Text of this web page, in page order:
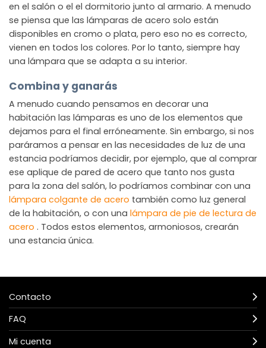
en el salón o el el dormitorio junto al armario. A menudo
se piensa que las lámparas de acero solo están
disponibles en cromo o plata, pero eso no es correcto,
vienen en todos los colores. Por lo tanto, siempre hay
una lámpara que se adapta a su interior.
Combina y ganarás
A menudo cuando pensamos en decorar una
habitación las lámparas es uno de los elementos que
dejamos para el final erróneamente. Sin embargo, si nos
paráramos a pensar en las necesidades de luz de una
estancia podríamos decidir, por ejemplo, que al comprar
ese aplique de pared de acero que tanto nos gusta
para la zona del salón, lo podríamos combinar con una
lámpara colgante de acero también como luz general
de la habitación, o con una lámpara de pie de lectura de
acero . Todos estos elementos, armoniosos, crearán
una estancia única.
Contacto
FAQ
Mi cuenta